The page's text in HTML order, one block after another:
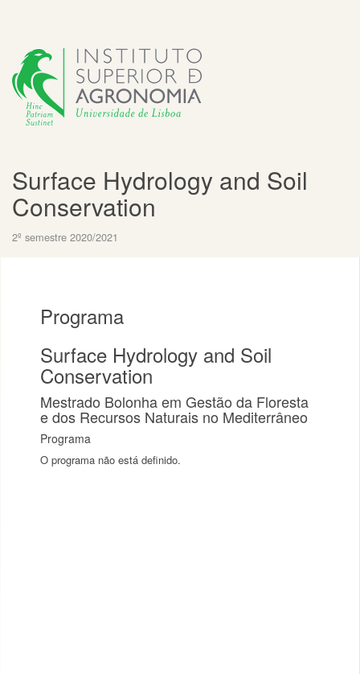
Surface Hydrology and Soil
Conservation
2º semestre 2020/2021
Programa
Surface Hydrology and Soil
Conservation
Mestrado Bolonha em Gestão da Floresta
e dos Recursos Naturais no Mediterrâneo
Programa
O programa não está definido.